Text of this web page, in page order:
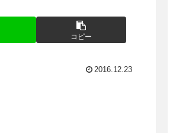
コピー
2016.12.23